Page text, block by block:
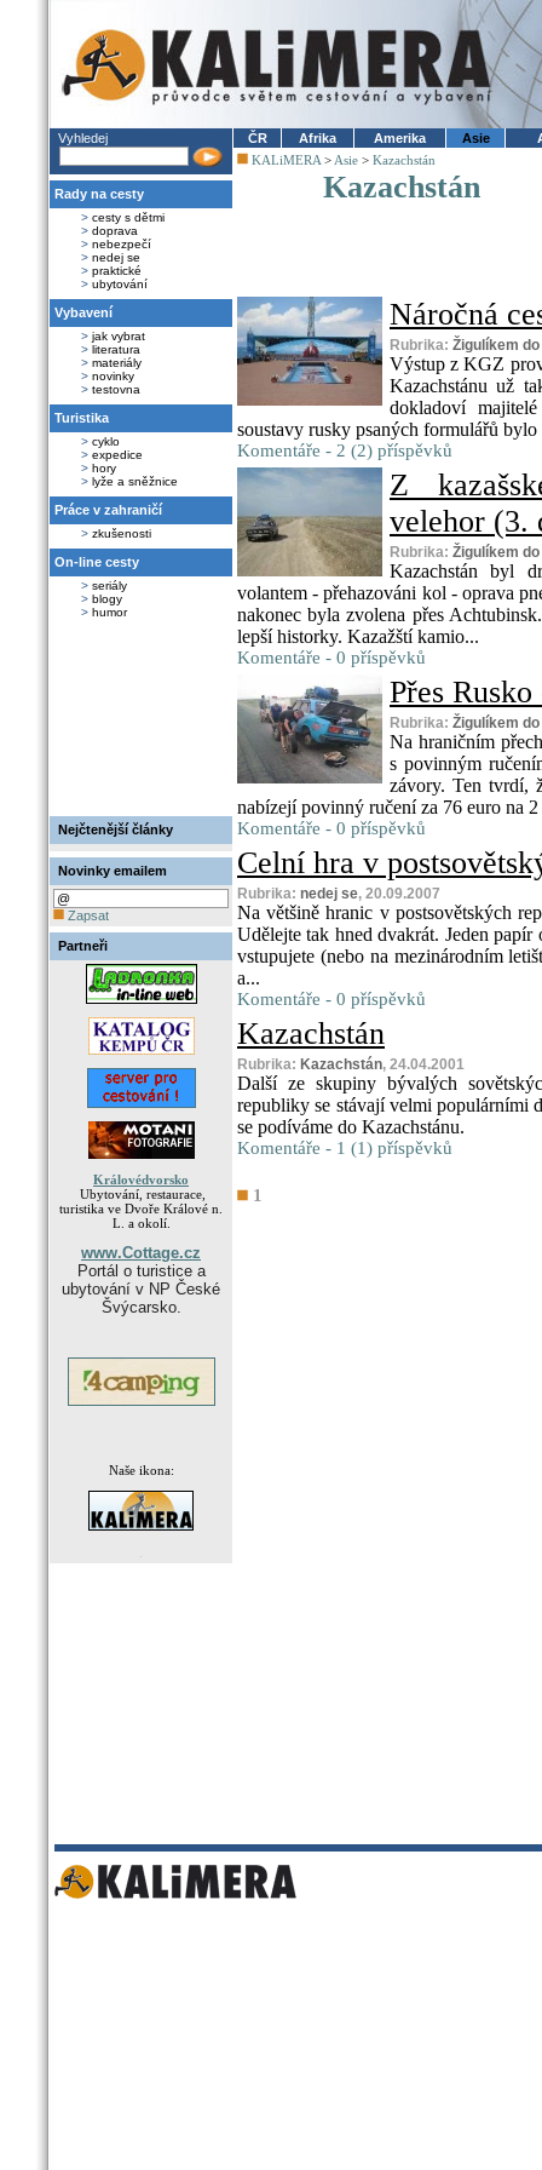
Vyhledej
Rady na cesty
> cesty s dětmi
> doprava
> nebezpečí
> nedej se
> praktické
> ubytování
Vybavení
> jak vybrat
> literatura
> materiály
> novinky
> testovna
Turistika
> cyklo
> expedice
> hory
> lyže a sněžnice
Práce v zahraničí
> zkušenosti
On-line cesty
> seriály
> blogy
> humor
Nejčtenější články
Novinky emailem
Zapsat
Partneři
Královédvorsko
Ubytování, restaurace,
turistika ve Dvoře Králové n.
L. a okolí.
www.Cottage.cz
Portál o turistice a
ubytování v NP České
Švýcarsko.
Naše ikona:
ČR Afrika Amerika Asie
KALiMERA > Asie > Kazachstán
Kazachstán
Náročná
Rubrika: Žigulíkem
Výstup z KGZ
Kazachstánu už
dokladoví
soustavy rusky psaných formulářů
Komentáře - 2 (2) příspěvků
Z
velehor (3.
Rubrika: Žigulíkem
Kazachstán byl
volantem - přehazováni kol - oprava
nakonec byla zvolena přes
lepší historky. Kazažští kamio...
Komentáře - 0 příspěvků
Přes
Rubrika: Žigulíkem
Na hraničním
s povinným
závory. Ten tvrdí,
nabízejí povinný ručení za 76 euro na
Komentáře - 0 příspěvků
Celní hra v
Rubrika: nedej se, 20.09.2007
Na většině hranic v postsovětských
Udělejte tak hned dvakrát. Jeden
vstupujete (nebo na mezinárodním
a...
Komentáře - 0 příspěvků
Kazachstán
Rubrika: Kazachstán, 24.04.2001
Další ze skupiny bývalých
republiky se stávají velmi populárními
se podíváme do Kazachstánu.
Komentáře - 1 (1) příspěvků
1